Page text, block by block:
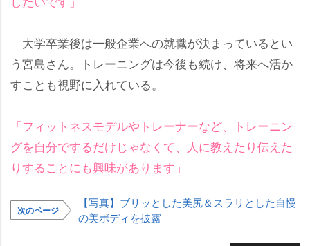
大学卒業後は一般企業への就職が決まっているとい
う宮島さん。トレーニングは今後も続け、将来へ活か
すことも視野に入れている。
「フィットネスモデルやトレーナーなど、トレーニン
グを自分でするだけじゃなくて、人に教えたり伝えた
りすることにも興味があります」
次のページ
【写真】ブリッとした美尻＆スラリとした自慢
の美ボディを披露